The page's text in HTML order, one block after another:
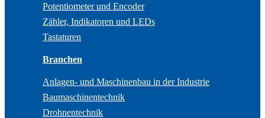
Potentiometer und Encoder
Zähler, Indikatoren und LEDs
Tastaturen
Branchen
Anlagen- und Maschinenbau in der Industrie
Baumaschinentechnik
Drohnentechnik